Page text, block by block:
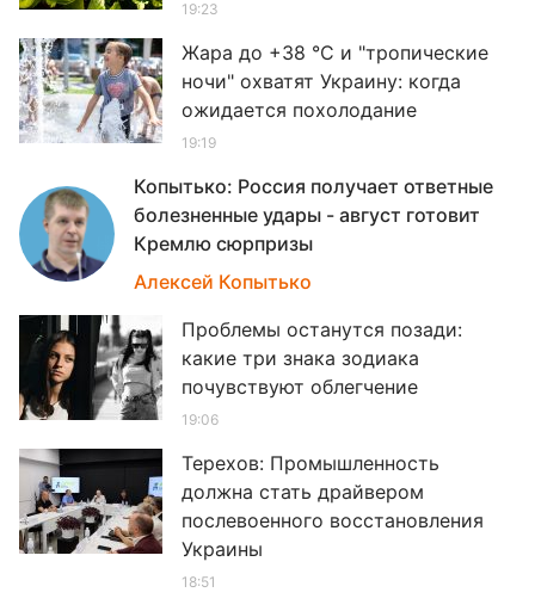
19:23
Жара до +38 °С и "тропические
ночи" охватят Украину: когда
ожидается похолодание
19:19
Копытько: Россия получает ответные
болезненные удары - август готовит
Кремлю сюрпризы
Алексей Копытько
Проблемы останутся позади:
какие три знака зодиака
почувствуют облегчение
19:06
Терехов: Промышленность
должна стать драйвером
послевоенного восстановления
Украины
18:51